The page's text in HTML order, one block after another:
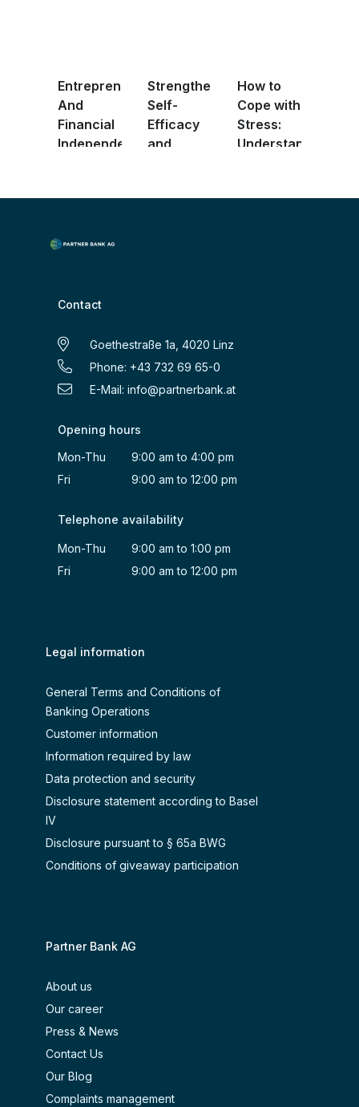
Entrepreneurship
And
Financial
Independence
Strengthening
Self-
Efficacy
and
How to
Cope with
Stress:
Understanding
Contact
Goethestraße 1a, 4020 Linz
Phone: +43 732 69 65-0
E-Mail: info@partnerbank.at
Opening hours
Mon-Thu 9:00 am to 4:00 pm
Fri 9:00 am to 12:00 pm
Telephone availability
Mon-Thu 9:00 am to 1:00 pm
Fri 9:00 am to 12:00 pm
Legal information
General Terms and Conditions of
Banking Operations
Customer information
Information required by law
Data protection and security
Disclosure statement according to Basel
IV
Disclosure pursuant to § 65a BWG
Conditions of giveaway participation
Partner Bank AG
About us
Our career
Press & News
Contact Us
Our Blog
Complaints management